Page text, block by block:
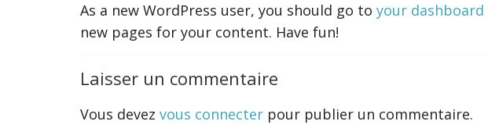
As a new WordPress user, you should go to your dashboard
new pages for your content. Have fun!
Laisser un commentaire
Vous devez vous connecter pour publier un commentaire.